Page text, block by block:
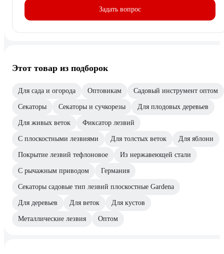
Задать вопрос
Этот товар из подборок
Для сада и огорода Оптовикам Садовый инструмент оптом
Секаторы Секаторы и сучкорезы Для плодовых деревьев
Для живых веток Фиксатор лезвий
С плоскостными лезвиями Для толстых веток Для яблони
Покрытие лезвий тефлоновое Из нержавеющей стали
С рычажным приводом Германия
Секаторы садовые тип лезвий плоскостные Gardena
Для деревьев Для веток Для кустов
Металлические лезвия Оптом